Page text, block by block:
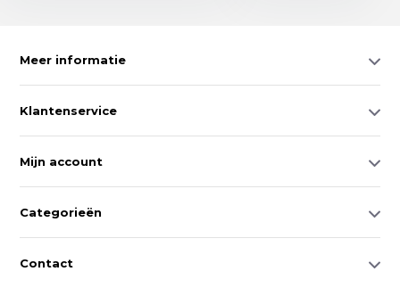
Meer informatie
Klantenservice
Mijn account
Categorieën
Contact